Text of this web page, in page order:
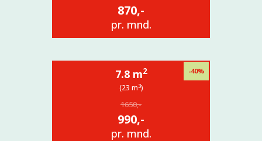
870,-
pr. mnd.
-40%
7.8 m2
(23 m3)
1650,-
990,-
pr. mnd.